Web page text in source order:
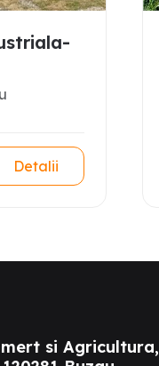
Detalii
si Agricultura,